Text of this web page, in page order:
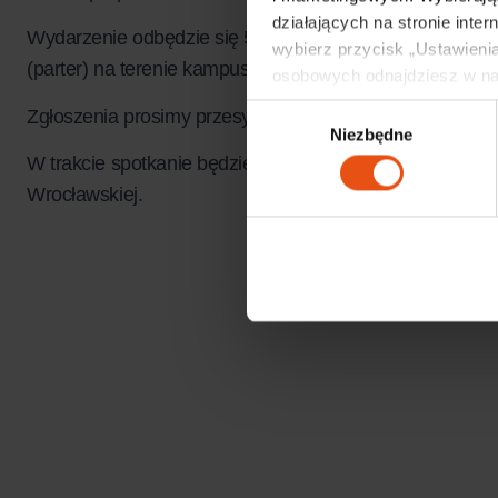
działających na stronie
wybierz przycisk
osobowych odnajdziesz w
Niezbędne
Wydarzenie odbędzie się 5 grudnia 2019 r.
(parter) na terenie kampusu PWr.
Zgłoszenia prosimy przesyłać do 29 listopada na adres
W trakcie spotkanie będzie możliwość zwiedzenia i
Wrocławskiej.